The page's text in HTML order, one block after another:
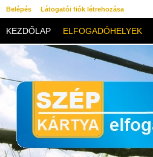
Belépés Látogatói fiók létrehozása
KEZDŐLAP ELFOGADÓHELYEK
KAPCSOLAT